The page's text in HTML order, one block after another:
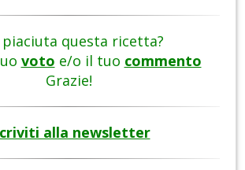
piaciuta questa ricetta?
voto e/o il tuo commento
Grazie!
alla newsletter